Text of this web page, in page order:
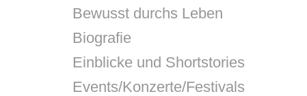
Bewusst durchs Leben
Biografie
Einblicke und Shortstories
Events/Konzerte/Festivals